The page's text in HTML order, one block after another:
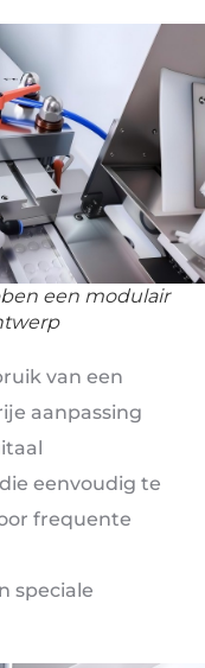
een modulair
van een
aanpassing
eenvoudig te
frequente
speciale